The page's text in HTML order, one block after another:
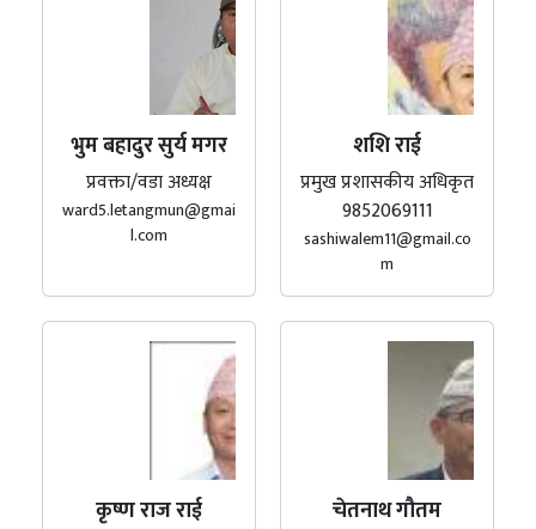
भुम बहादुर सुर्य मगर
प्रवक्ता/वडा अध्यक्ष
ward5.letangmun@gmai
l.com
शशि राई
प्रमुख प्रशासकीय अधिकृत
9852069111
sashiwalem11@gmail.co
m
कृष्ण राज राई चेतनाथ गौतम